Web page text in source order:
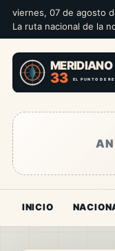
viernes, 07 de agosto
La ruta nacional de la
INICIO